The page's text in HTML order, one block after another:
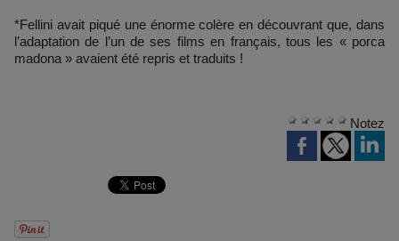
*Fellini avait piqué une énorme colère en découvrant que, dans
l’adaptation de l’un de ses films en français, tous les « porca
madona » avaient été repris et traduits !
Notez